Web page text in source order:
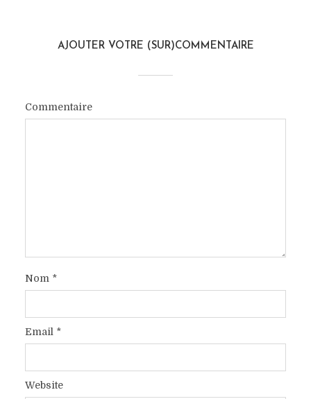
AJOUTER VOTRE (SUR)COMMENTAIRE
Commentaire
Nom *
Email *
Website